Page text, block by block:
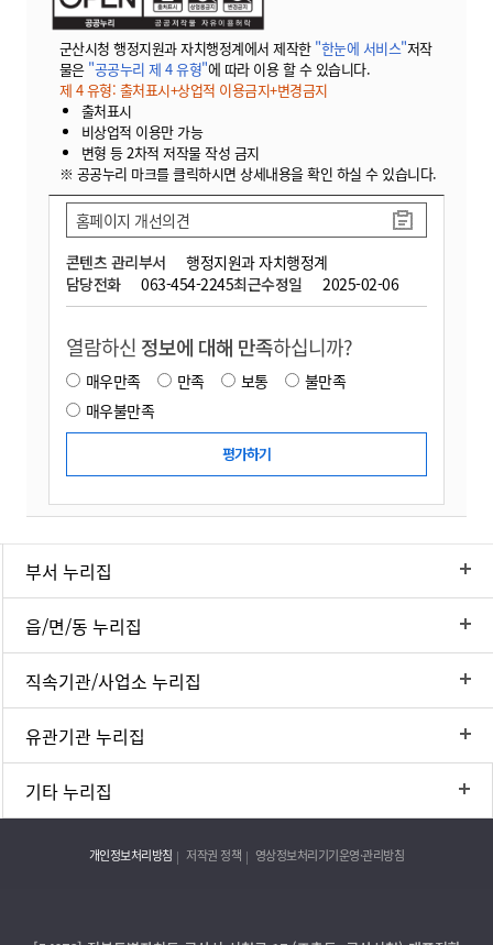
군산시청 행정지원과 자치행정계에서 제작한 "한눈에 서비스"저작
물은 "공공누리 제 4 유형"에 따라 이용 할 수 있습니다.
제 4 유형: 출처표시+상업적 이용금지+변경금지
출처표시
비상업적 이용만 가능
변형 등 2차적 저작물 작성 금지
※ 공공누리 마크를 클릭하시면 상세내용을 확인 하실 수 있습니다.
콘텐츠 관리부서
행정지원과 자치행정계
담당전화
063-454-2245최근수정일 2025-02-06
홈페이지 개선의견
열람하신 정보에 대해 만족하십니까?
매우만족 만족 보통
불만족
매우불만족
부서 누리집
읍/면/동 누리집
직속기관/사업소 누리집
유관기관 누리집
기타 누리집
개인정보처리방침 저작권 정책 영상정보처리기기운영·관리방침